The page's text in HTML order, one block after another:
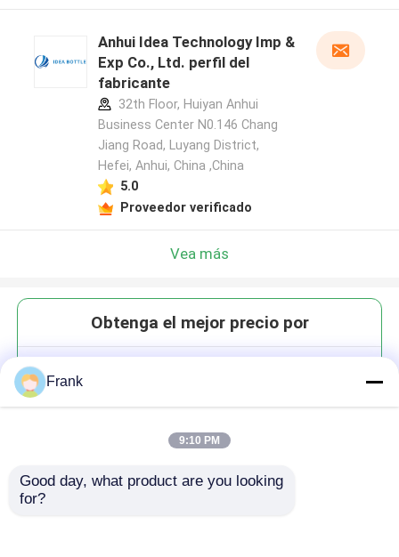
Anhui Idea Technology Imp &
Exp Co., Ltd. perfil del
fabricante
32th Floor, Huiyan Anhui
Business Center N0.146 Chang
Jiang Road, Luyang District,
Hefei, Anhui, China ,China
5.0
Proveedor verificado
Vea más
Obtenga el mejor precio por
bebida
Frank
9:10 PM
Good day, what product are you looking
for?